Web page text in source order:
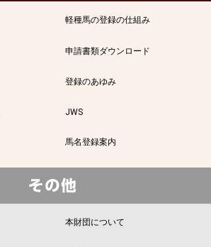
軽種馬の登録の仕組み
申請書類ダウンロード
登録のあゆみ
JWS
馬名登録案内
本財団について